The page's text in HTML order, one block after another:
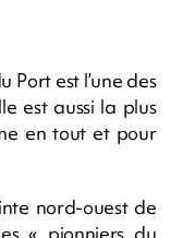
Port est l’une des
est aussi la plus
en tout et pour
nord-ouest de
« pionniers du